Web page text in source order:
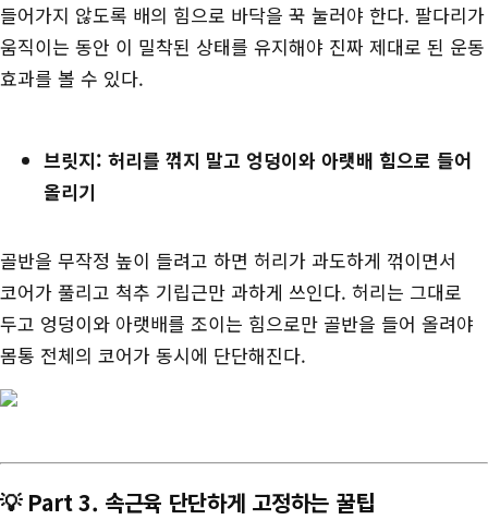
들어가지 않도록 배의 힘으로 바닥을 꾹 눌러야 한다. 팔다리가
움직이는 동안 이 밀착된 상태를 유지해야 진짜 제대로 된 운동
효과를 볼 수 있다.
브릿지: 허리를 꺾지 말고 엉덩이와 아랫배 힘으로 들어
올리기
골반을 무작정 높이 들려고 하면 허리가 과도하게 꺾이면서
코어가 풀리고 척추 기립근만 과하게 쓰인다. 허리는 그대로
두고 엉덩이와 아랫배를 조이는 힘으로만 골반을 들어 올려야
몸통 전체의 코어가 동시에 단단해진다.
💡 Part 3. 속근육 단단하게 고정하는 꿀팁